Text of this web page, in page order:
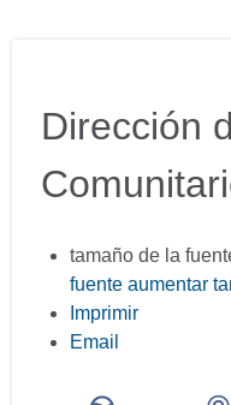
Dirección
tamaño de la
fuente aumentar
Imprimir
Email